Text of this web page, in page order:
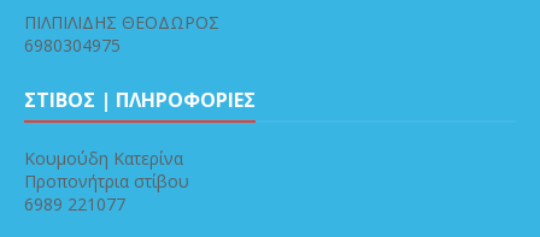
ΠΙΛΠΙΛΙΔΗΣ ΘΕΟΔΩΡΟΣ
6980304975
ΣΤΙΒΟΣ | ΠΛΗΡΟΦΟΡΙΕΣ
Κουμούδη Κατερίνα
Προπονήτρια στίβου
6989 221077